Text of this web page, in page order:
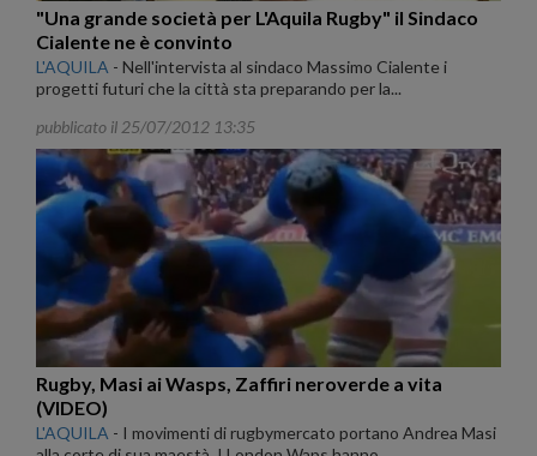
"Una grande società per L'Aquila Rugby" il Sindaco
Cialente ne è convinto
L'AQUILA - Nell'intervista al sindaco Massimo Cialente i
progetti futuri che la città sta preparando per la...
pubblicato il 25/07/2012 13:35
Rugby, Masi ai Wasps, Zaffiri neroverde a vita
(VIDEO)
L'AQUILA - I movimenti di rugbymercato portano Andrea Masi